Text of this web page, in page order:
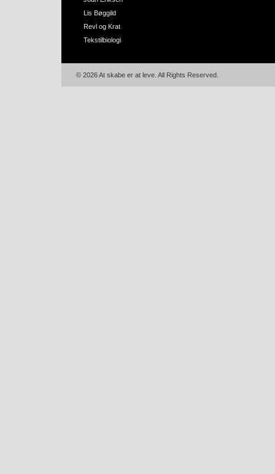
Lis Bøggild
Revl og Krat
Tekstilbiologi
© 2026 At skabe er at leve. All Rights Reserved.